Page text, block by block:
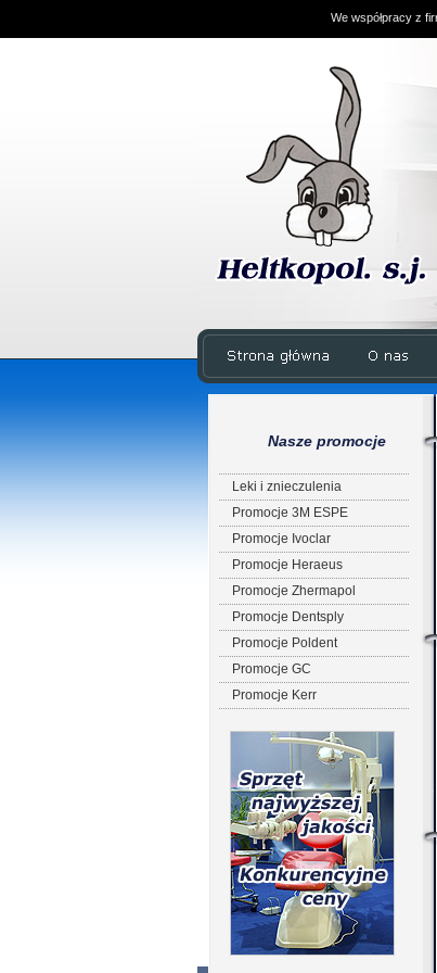
We współpracy z
Nasze promocje
Leki i znieczulenia
Promocje 3M ESPE
Promocje Ivoclar
Promocje Heraeus
Promocje Zhermapol
Promocje Dentsply
Promocje Poldent
Promocje GC
Promocje Kerr